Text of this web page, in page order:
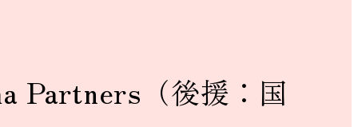
Partners（後援：国